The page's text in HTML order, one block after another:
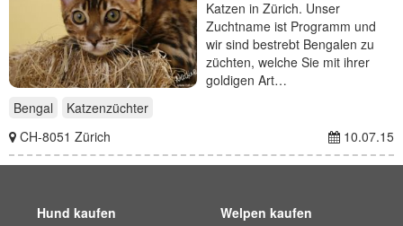
Katzen in Zürich. Unser
Zuchtname ist Programm und
wir sind bestrebt Bengalen zu
züchten, welche Sie mit ihrer
goldigen Art…
Bengal
Katzenzüchter
CH-8051 Zürich
10.07.15
Hund kaufen
Welpen kaufen